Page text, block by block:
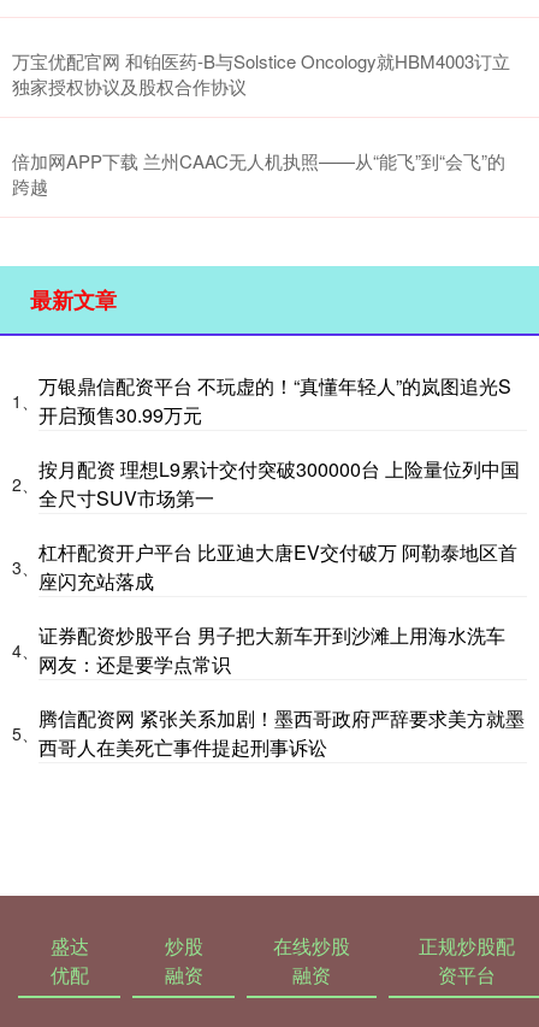
万宝优配官网 和铂医药-B与Solstice Oncology就HBM4003订立
独家授权协议及股权合作协议
倍加网APP下载 兰州CAAC无人机执照——从“能飞”到“会飞”的
跨越
最新文章
1、
万银鼎信配资平台 不玩虚的！“真懂年轻人”的岚图追光S
开启预售30.99万元
2、
按月配资 理想L9累计交付突破300000台 上险量位列中国
全尺寸SUV市场第一
3、
杠杆配资开户平台 比亚迪大唐EV交付破万 阿勒泰地区首
座闪充站落成
4、
证券配资炒股平台 男子把大新车开到沙滩上用海水洗车
网友：还是要学点常识
5、
腾信配资网 紧张关系加剧！墨西哥政府严辞要求美方就墨
西哥人在美死亡事件提起刑事诉讼
盛达
优配
炒股
融资
在线炒股
融资
正规炒股配
资平台